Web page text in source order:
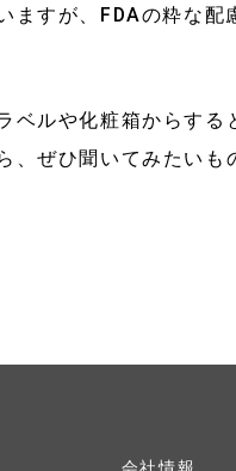
ますが、FDAの粋な配
ベルや化粧箱からする
ぜひ聞いてみたいも